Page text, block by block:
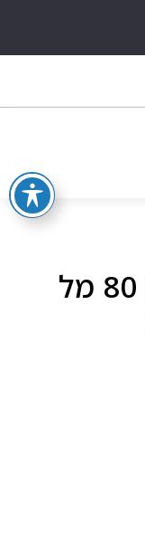
פאקו רבאן אולימפיה פלורה לאישה אינטנס 80 מל